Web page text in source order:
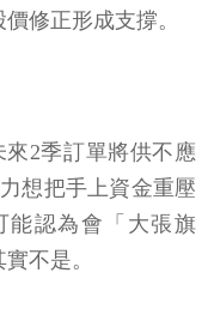
修正形成支撐。
2季訂單將供不應
想把手上資金重壓
能認為會「大張旗
不是。